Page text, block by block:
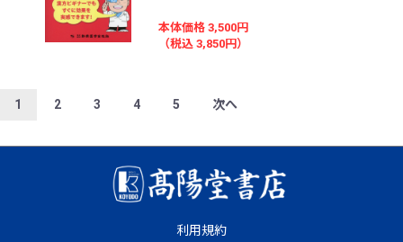
本体価格 3,500円
（税込 3,850円）
1 2 3 4 5 次へ
利用規約